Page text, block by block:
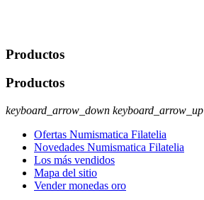
Productos
Productos
keyboard_arrow_down keyboard_arrow_up
Ofertas Numismatica Filatelia
Novedades Numismatica Filatelia
Los más vendidos
Mapa del sitio
Vender monedas oro